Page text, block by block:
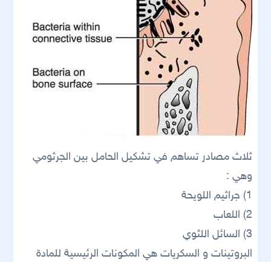
ثلاث مصادر تساهم في تشكيل الحامل بين الجرثومي
وهي :
1) جراثيم اللويحة
2) اللعاب
3) السائل اللثوي
البروتينات و السكريات هي المكونات الرئيسية للمادة